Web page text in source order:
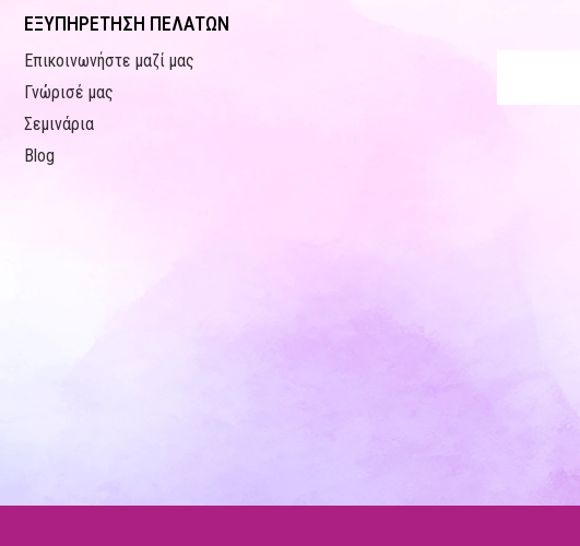
ΕΞΥΠΗΡΕΤΗΣΗ ΠΕΛΑΤΩΝ
Επικοινωνήστε μαζί μας
Γνώρισέ μας
Σεμινάρια
Blog